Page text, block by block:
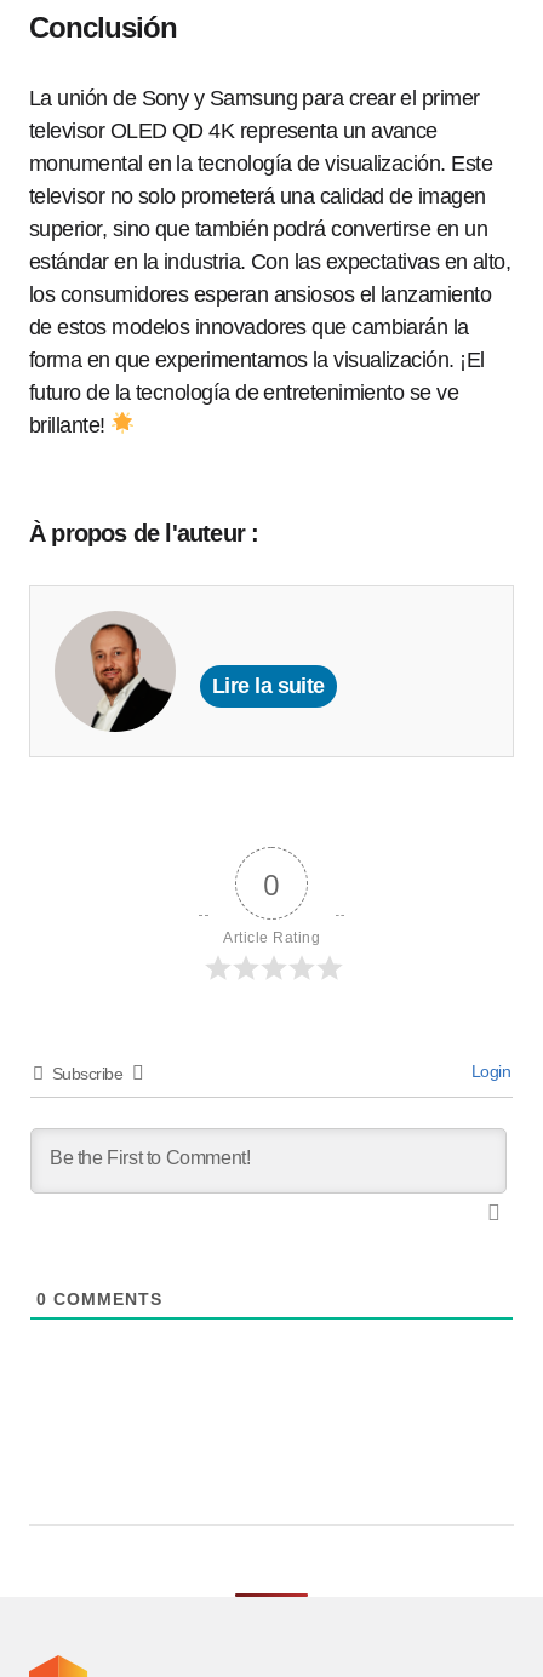
Conclusión
La unión de Sony y Samsung para crear el primer
televisor OLED QD 4K representa un avance
monumental en la tecnología de visualización. Este
televisor no solo prometerá una calidad de imagen
superior, sino que también podrá convertirse en un
estándar en la industria. Con las expectativas en alto,
los consumidores esperan ansiosos el lanzamiento
de estos modelos innovadores que cambiarán la
forma en que experimentamos la visualización. ¡El
futuro de la tecnología de entretenimiento se ve
brillante!
À propos de l'auteur :
Lire la suite
0
Article Rating
Subscribe Login
0 COMMENTS